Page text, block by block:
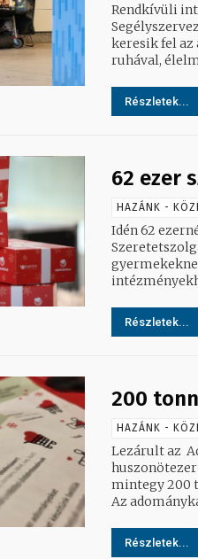
Rendkívüli
Segélyszervezet. A segélyszervezet utcai szolgálatai
keresik fel
ruhával,
Részletek...
62 ezer
HAZÁNK -
Idén 62
Részletek...
200
HAZÁNK -
Lezárult az
huszonötezer
mintegy 200
Az
Részletek...